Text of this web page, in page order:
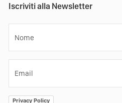
Iscriviti alla Newsletter
Nome
Email
Privacy Policy